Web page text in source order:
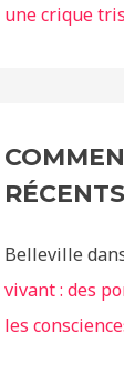
une crique
RÉCENTS
Belleville
vivant : des
les